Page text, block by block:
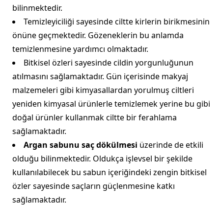
bilinmektedir.
Temizleyiciliği sayesinde ciltte kirlerin birikmesinin
önüne geçmektedir. Gözeneklerin bu anlamda
temizlenmesine yardımcı olmaktadır.
Bitkisel özleri sayesinde cildin yorgunluğunun
atılmasını sağlamaktadır. Gün içerisinde makyaj
malzemeleri gibi kimyasallardan yorulmuş ciltleri
yeniden kimyasal ürünlerle temizlemek yerine bu gibi
doğal ürünler kullanmak ciltte bir ferahlama
sağlamaktadır.
Argan sabunu saç dökülmesi üzerinde de etkili
olduğu bilinmektedir. Oldukça işlevsel bir şekilde
kullanılabilecek bu sabun içeriğindeki zengin bitkisel
özler sayesinde saçların güçlenmesine katkı
sağlamaktadır.